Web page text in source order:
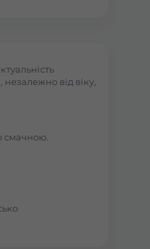
від віку,
смачною.